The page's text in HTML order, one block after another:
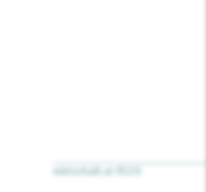
wirtschaft.at PLUS